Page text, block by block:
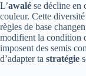
L’awalé se décline en
couleur. Cette
règles de base
modifient la condition
imposent des semis
d’adapter ta stratégie